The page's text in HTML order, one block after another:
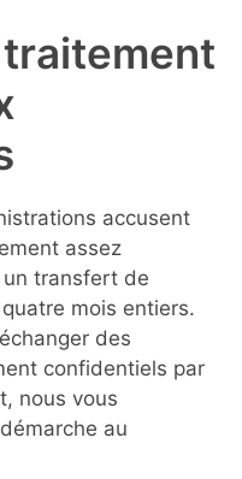
accusent
assez
transfert de
mois entiers.
des
confidentiels par
nous vous
au